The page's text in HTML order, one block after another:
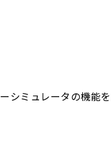
ミュレータの機能を